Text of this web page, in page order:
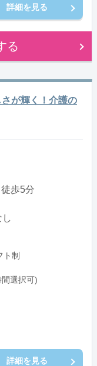
詳細を見る
る
が輝く！介護の
歩5分
ト制
選択可)
詳細を見る